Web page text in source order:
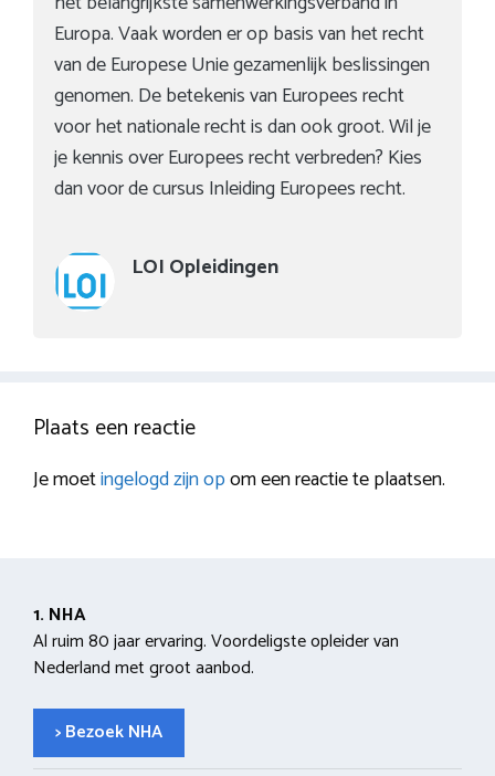
Europa. Vaak worden er op basis van het recht
van de Europese Unie gezamenlijk beslissingen
genomen. De betekenis van Europees recht
voor het nationale recht is dan ook groot. Wil je
je kennis over Europees recht verbreden? Kies
dan voor de cursus Inleiding Europees recht.
LOI Opleidingen
Plaats een reactie
Je moetingelogd zijn opom een reactie te plaatsen.
1. NHA
Al ruim 80 jaar ervaring. Voordeligste opleider van
Nederland met groot aanbod.
> Bezoek NHA